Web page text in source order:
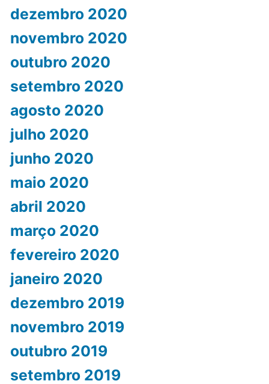
dezembro 2020
novembro 2020
outubro 2020
setembro 2020
agosto 2020
julho 2020
junho 2020
maio 2020
abril 2020
março 2020
fevereiro 2020
janeiro 2020
dezembro 2019
novembro 2019
outubro 2019
setembro 2019